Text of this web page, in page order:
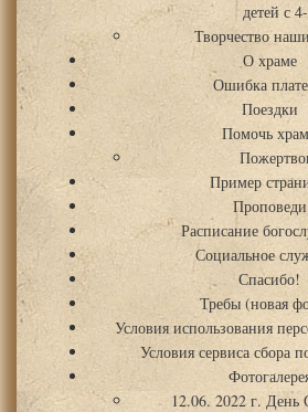
детей с
Творчество
О храме
Ошибка
Поездки
Помочь
Пример
Проповеди
Расписание
Социальное
Спасибо!
Требы (новая
Условия использования
Условия сервиса сбора
12.06. 2022 г. День